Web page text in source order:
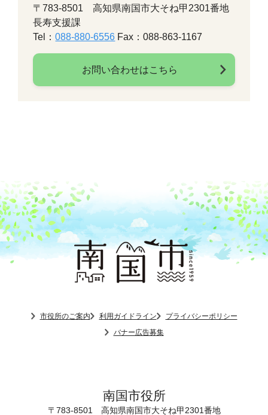
〒783-8501 高知県南国市大そね甲2301番地
長寿支援課
Tel：088-880-6556 Fax：088-863-1167
お問い合わせはこちら
市役所のご案内 利用ガイドライン
プライバシーポリシー
バナー広告募集
南国市役所
〒783-8501 高知県南国市大そね甲2301番地